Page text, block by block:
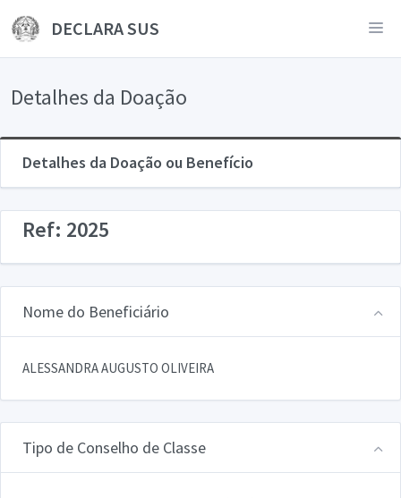
DECLARA SUS
Detalhes da Doação
Detalhes da Doação ou Benefício
Ref: 2025
Nome do Beneficiário
ALESSANDRA AUGUSTO OLIVEIRA
Tipo de Conselho de Classe